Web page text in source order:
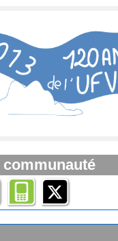
communauté